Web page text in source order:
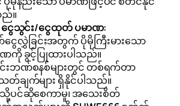
ည်။
ငွေသွင်း/ငွေထုတ် ပမာဏ:
ေလွှဲခြင်းအတွက် ပိုမိုကြီးမားသော
ဏကို ခွင့်ပြုထားပါသည်။
းဘဏ်စနစ်များတွင် တစ်ရက်တာ
ချက်များ ရှိနိုင်ပါသည်။
ပင်ဆိုစေကာမူ၊ အသေးစိတ်